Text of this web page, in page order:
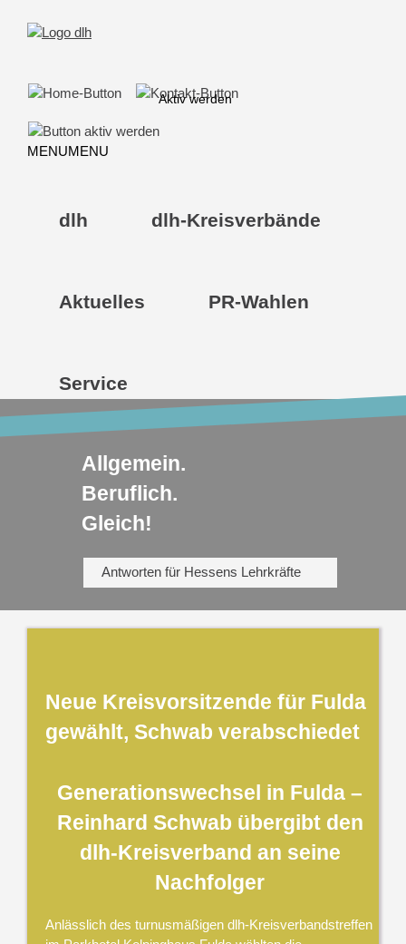
Aktiv werden
MENUMENU
dlh dlh-Kreisverbände
Aktuelles PR-Wahlen
Service
Allgemein.
Beruflich.
Gleich!
Antworten für Hessens Lehrkräfte
Neue Kreisvorsitzende für Fulda
gewählt, Schwab verabschiedet
Generationswechsel in Fulda –
Reinhard Schwab übergibt den
dlh-Kreisverband an seine
Nachfolger
Anlässlich des turnusmäßigen dlh-Kreisverbandstreffen